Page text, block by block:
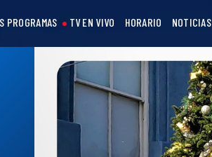
PROGRAMAS TV EN VIVO HORARIO NOTICIAS